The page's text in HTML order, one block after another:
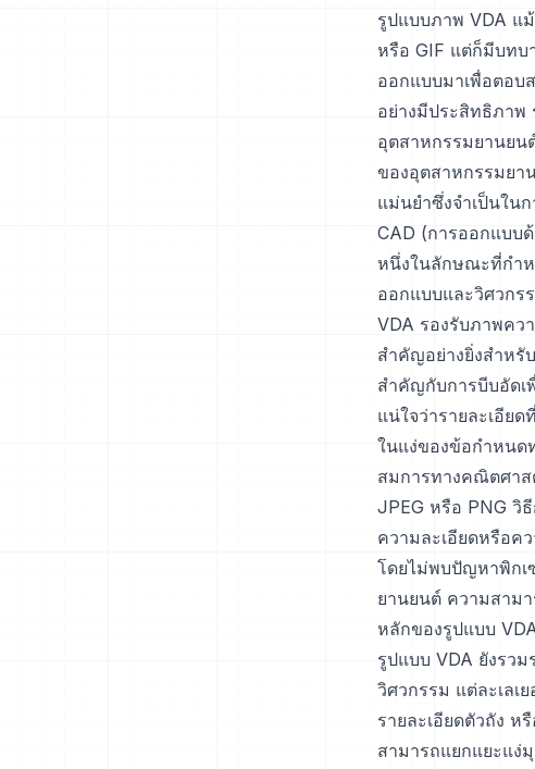
รูปแบบภาพ VDA แ
หรือ GIF แต่ก็มีบทบ
ออกแบบมาเพื่อตอบ
อย่างมีประสิทธิภาพ
อุตสาหกรรมยานยน
ของอุตสาหกรรมยา
แม่นยำซึ่งจำเป็นใน
CAD (การออกแบบ
หนึ่งในลักษณะที่กำห
ออกแบบและวิศวกร
VDA รองรับภาพคว
สำคัญอย่างยิ่งสำหรั
สำคัญกับการบีบอัดเ
แน่ใจว่ารายละเอีย
ในแง่ของข้อกำหนด
สมการทางคณิตศาส
JPEG หรือ PNG วิ
ความละเอียดหรือค
โดยไม่พบปัญหาพิก
ยานยนต์ ความสาม
หลักของรูปแบบ
รูปแบบ VDA ยังรว
วิศวกรรม แต่ละเลเ
รายละเอียดตัวถัง ห
สามารถแยกแยะแง่